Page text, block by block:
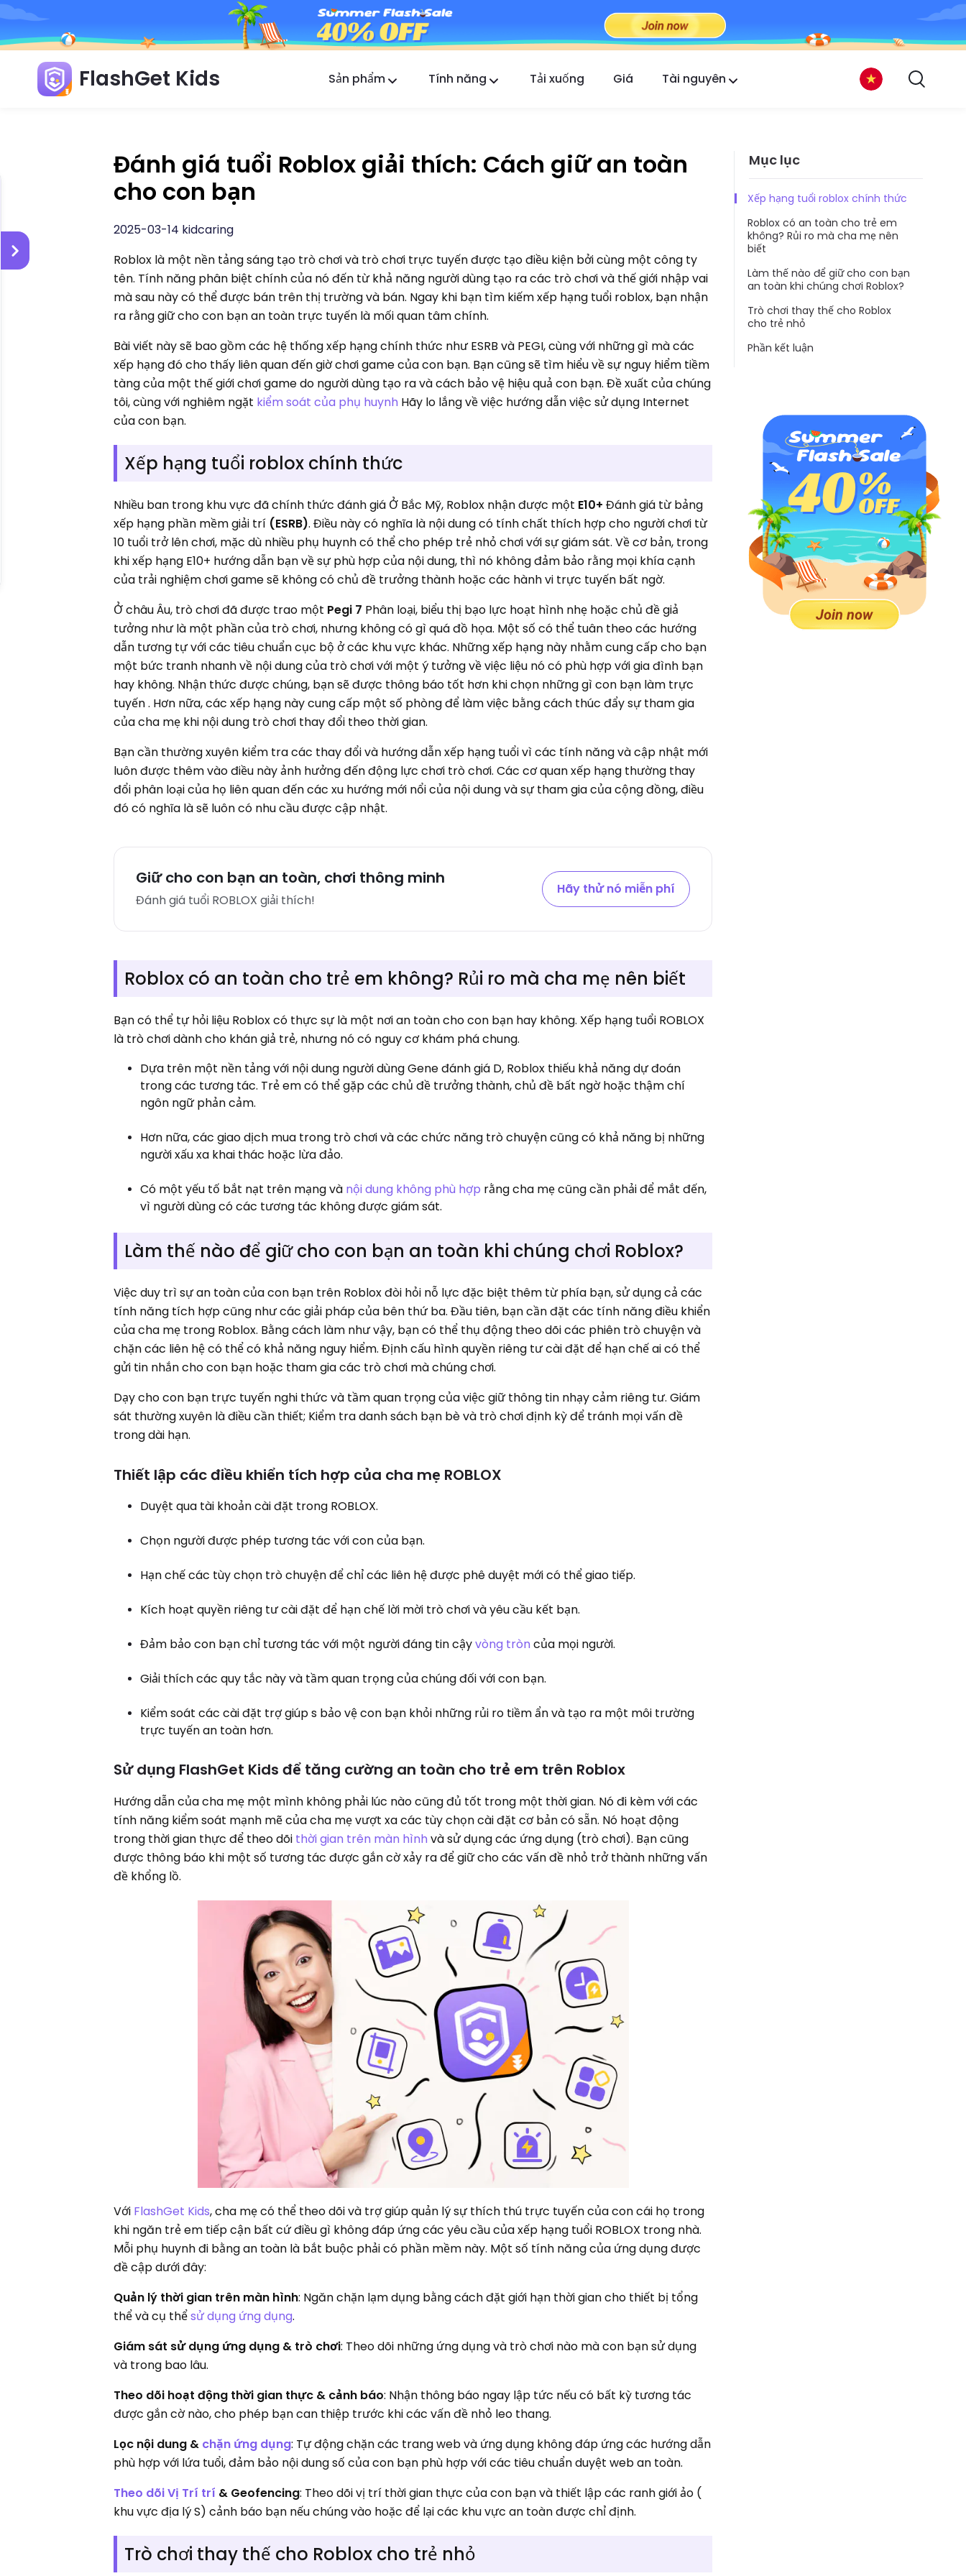
FlashGet Kids Sản phẩm
FlashGet Finder
Tính năng Tải xuống Giá Tài nguyên
Đánh giá tuổi Roblox giải thích: Cách giữ an toàn
cho con bạn
2025-03-14 kidcaring
Roblox là một nền tảng sáng tạo trò chơi và trò chơi trực tuyến được tạo điều kiện bởi cùng một công ty
tên. Tính năng phân biệt chính của nó đến từ khả năng người dùng tạo ra các trò chơi và thế giới nhập vai
mà sau này có thể được bán trên thị trường và bán. Ngay khi bạn tìm kiếm xếp hạng tuổi roblox, bạn nhận
ra rằng giữ cho con bạn an toàn trực tuyến là mối quan tâm chính.
Bài viết này sẽ bao gồm các hệ thống xếp hạng chính thức như ESRB và PEGI, cùng với những gì mà các
xếp hạng đó cho thấy liên quan đến giờ chơi game của con bạn. Bạn cũng sẽ tìm hiểu về sự nguy hiểm tiềm
tàng của một thế giới chơi game do người dùng tạo ra và cách bảo vệ hiệu quả con bạn. Đề xuất của chúng
tôi, cùng với nghiêm ngặt kiểm soát của phụ huynh Hãy lo lắng về việc hướng dẫn việc sử dụng Internet
của con bạn.
Xếp hạng tuổi roblox chính thức
Nhiều ban trong khu vực đã chính thức đánh giá Ở Bắc Mỹ, Roblox nhận được một E10+ Đánh giá từ bảng
xếp hạng phần mềm giải trí (ESRB). Điều này có nghĩa là nội dung có tính chất thích hợp cho người chơi từ
10 tuổi trở lên chơi, mặc dù nhiều phụ huynh có thể cho phép trẻ nhỏ chơi với sự giám sát. Về cơ bản, trong
khi xếp hạng E10+ hướng dẫn bạn về sự phù hợp của nội dung, thì nó không đảm bảo rằng mọi khía cạnh
của trải nghiệm chơi game sẽ không có chủ đề trưởng thành hoặc các hành vi trực tuyến bất ngờ.
Ở châu Âu, trò chơi đã được trao một Pegi 7 Phân loại, biểu thị bạo lực hoạt hình nhẹ hoặc chủ đề giả
tưởng như là một phần của trò chơi, nhưng không có gì quá đồ họa. Một số có thể tuân theo các hướng
dẫn tương tự với các tiêu chuẩn cục bộ ở các khu vực khác. Những xếp hạng này nhằm cung cấp cho bạn
một bức tranh nhanh về nội dung của trò chơi với một ý tưởng về việc liệu nó có phù hợp với gia đình bạn
hay không. Nhận thức được chúng, bạn sẽ được thông báo tốt hơn khi chọn những gì con bạn làm trực
tuyến . Hơn nữa, các xếp hạng này cung cấp một số phòng để làm việc bằng cách thúc đẩy sự tham gia
của cha mẹ khi nội dung trò chơi thay đổi theo thời gian.
Bạn cần thường xuyên kiểm tra các thay đổi và hướng dẫn xếp hạng tuổi vì các tính năng và cập nhật mới
luôn được thêm vào điều này ảnh hưởng đến động lực chơi trò chơi. Các cơ quan xếp hạng thường thay
đổi phân loại của họ liên quan đến các xu hướng mới nổi của nội dung và sự tham gia của cộng đồng, điều
đó có nghĩa là sẽ luôn có nhu cầu được cập nhật.
Giữ cho con bạn an toàn, chơi thông minh
Đánh giá tuổi ROBLOX giải thích!
Hãy thử nó miễn phí
Roblox có an toàn cho trẻ em không? Rủi ro mà cha mẹ nên biết
Bạn có thể tự hỏi liệu Roblox có thực sự là một nơi an toàn cho con bạn hay không. Xếp hạng tuổi ROBLOX
là trò chơi dành cho khán giả trẻ, nhưng nó có nguy cơ khám phá chung.
Dựa trên một nền tảng với nội dung người dùng Gene đánh giá D, Roblox thiếu khả năng dự đoán
trong các tương tác. Trẻ em có thể gặp các chủ đề trưởng thành, chủ đề bất ngờ hoặc thậm chí
ngôn ngữ phản cảm.
Hơn nữa, các giao dịch mua trong trò chơi và các chức năng trò chuyện cũng có khả năng bị những
người xấu xa khai thác hoặc lừa đảo.
Có một yếu tố bắt nạt trên mạng và nội dung không phù hợp rằng cha mẹ cũng cần phải để mắt đến,
vì người dùng có các tương tác không được giám sát.
Làm thế nào để giữ cho con bạn an toàn khi chúng chơi Roblox?
Việc duy trì sự an toàn của con bạn trên Roblox đòi hỏi nỗ lực đặc biệt thêm từ phía bạn, sử dụng cả các
tính năng tích hợp cũng như các giải pháp của bên thứ ba. Đầu tiên, bạn cần đặt các tính năng điều khiển
của cha mẹ trong Roblox. Bằng cách làm như vậy, bạn có thể thụ động theo dõi các phiên trò chuyện và
chặn các liên hệ có thể có khả năng nguy hiểm. Định cấu hình quyền riêng tư cài đặt để hạn chế ai có thể
gửi tin nhắn cho con bạn hoặc tham gia các trò chơi mà chúng chơi.
Dạy cho con bạn trực tuyến nghi thức và tầm quan trọng của việc giữ thông tin nhạy cảm riêng tư. Giám
sát thường xuyên là điều cần thiết; Kiểm tra danh sách bạn bè và trò chơi định kỳ để tránh mọi vấn đề
trong dài hạn.
Thiết lập các điều khiển tích hợp của cha mẹ ROBLOX
Duyệt qua tài khoản cài đặt trong ROBLOX.
Chọn người được phép tương tác với con của bạn.
Hạn chế các tùy chọn trò chuyện để chỉ các liên hệ được phê duyệt mới có thể giao tiếp.
Kích hoạt quyền riêng tư cài đặt để hạn chế lời mời trò chơi và yêu cầu kết bạn.
Đảm bảo con bạn chỉ tương tác với một người đáng tin cậyvòng tròn của mọi người.
Giải thích các quy tắc này và tầm quan trọng của chúng đối với con bạn.
Kiểm soát các cài đặt trợ giúp s bảo vệ con bạn khỏi những rủi ro tiềm ẩn và tạo ra một môi trường
trực tuyến an toàn hơn.
Sử dụng FlashGet Kids để tăng cường an toàn cho trẻ em trên Roblox
Hướng dẫn của cha mẹ một mình không phải lúc nào cũng đủ tốt trong một thời gian. Nó đi kèm với các
tính năng kiểm soát mạnh mẽ của cha mẹ vượt xa các tùy chọn cài đặt cơ bản có sẵn. Nó hoạt động
trong thời gian thực để theo dõi thời gian trên màn hình và sử dụng các ứng dụng (trò chơi). Bạn cũng
được thông báo khi một số tương tác được gắn cờ xảy ra để giữ cho các vấn đề nhỏ trở thành những vấn
đề khổng lồ.
Với FlashGet Kids, cha mẹ có thể theo dõi và trợ giúp quản lý sự thích thú trực tuyến của con cái họ trong
khi ngăn trẻ em tiếp cận bất cứ điều gì không đáp ứng các yêu cầu của xếp hạng tuổi ROBLOX trong nhà.
Mỗi phụ huynh đi bằng an toàn là bắt buộc phải có phần mềm này. Một số tính năng của ứng dụng được
đề cập dưới đây:
Quản lý thời gian trên màn hình: Ngăn chặn lạm dụng bằng cách đặt giới hạn thời gian cho thiết bị tổng
thể và cụ thểsử dụng ứng dụng.
Giám sát sử dụng ứng dụng & trò chơi: Theo dõi những ứng dụng và trò chơi nào mà con bạn sử dụng
và trong bao lâu.
Theo dõi hoạt động thời gian thực & cảnh báo: Nhận thông báo ngay lập tức nếu có bất kỳ tương tác
được gắn cờ nào, cho phép bạn can thiệp trước khi các vấn đề nhỏ leo thang.
Lọc nội dung & chặn ứng dụng: Tự động chặn các trang web và ứng dụng không đáp ứng các hướng dẫn
phù hợp với lứa tuổi, đảm bảo nội dung số của con bạn phù hợp với các tiêu chuẩn duyệt web an toàn.
Theo dõi Vị Trí trí & Geofencing: Theo dõi vị trí thời gian thực của con bạn và thiết lập các ranh giới ảo (
khu vực địa lý S) cảnh báo bạn nếu chúng vào hoặc để lại các khu vực an toàn được chỉ định.
Trò chơi thay thế cho Roblox cho trẻ nhỏ
Mục lục
Xếp hạng tuổi roblox chính thức
Roblox có an toàn cho trẻ em
không? Rủi ro mà cha mẹ nên
biết
Làm thế nào để giữ cho con bạn
an toàn khi chúng chơi Roblox?
Trò chơi thay thế cho Roblox
cho trẻ nhỏ
Phần kết luận